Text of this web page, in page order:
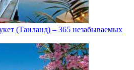
(Таиланд) – 365 незабываемых